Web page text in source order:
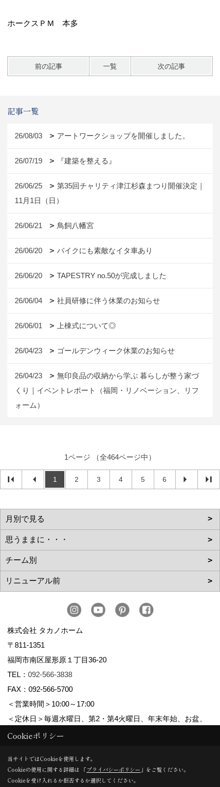
ホークスＰＭ 本多
前の記事 一覧 次の記事
記事一覧
26/08/03 アートワークショップを開催しました。
26/07/19 『建築を整える』
26/06/25
第35回チャリティ津江杉森まつり開催決定｜
11月1日（日）
26/06/21 鳥飼八幡宮
26/06/20 バイクにも素敵なイタ車あり
26/06/20 TAPESTRY no.50が完成しました
26/06/04 社員研修に伴う休業のお知らせ
26/06/01 上棟式について◎
26/04/23 ゴールデンウィーク休業のお知らせ
26/04/23
無印良品の収納から学ぶ 暮らしが整う家づ
くり｜イベントレポート（福岡・リノベーション、リフ
ォーム）
1ページ （全464ページ中）
1 2 3 4 5 6
株式会社 タカノホーム
〒811-1351
福岡市南区屋形原１丁目36-20
TEL： 092-566-3838
FAX：092-566-5700
＜営業時間＞10:00～17:00
＜定休日＞毎週水曜日、第2・第4火曜日、年末年始、お盆、
ゴールデンウィーク、夏季休暇
Copyright (c) TAKANO CONSTRUCTION CO.,LTD. All Rights Reserved.
Cookieポリシー
当サイトではCookieを使用します。
Cookieの使用に関する詳細は 「プライバシーポリシー 」をご覧ください。
Cookieを受け入れるか拒否するか選択してください。